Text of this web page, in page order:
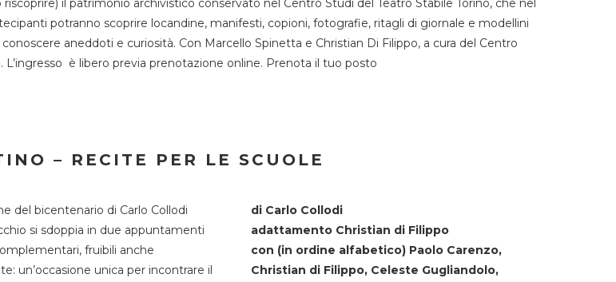
il patrimonio archivistico conservato nel Centro Studi del Teatro Stabile Torino, che nel
potranno scoprire locandine, manifesti, copioni, fotografie, ritagli di giornale e modellini
aneddoti e curiosità. Con Marcello Spinetta e Christian Di Filippo, a cura del Centro
è libero previa prenotazione online. Prenota il tuo posto
– RECITE PER LE SCUOLE
del bicentenario di Carlo Collodi
si sdoppia in due appuntamenti
fruibili anche
un’occasione unica per incontrare il
di Carlo Collodi
adattamento Christian di Filippo
con (in ordine alfabetico) Paolo Carenzo,
Christian di Filippo, Celeste Gugliandolo,